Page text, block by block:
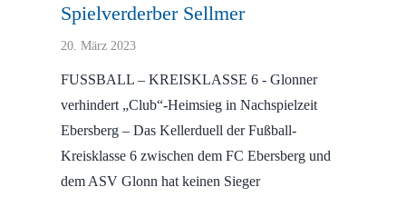
Spielverderber Sellmer
20. März 2023
FUSSBALL – KREISKLASSE 6 - Glonner
verhindert „Club“-Heimsieg in Nachspielzeit
Ebersberg – Das Kellerduell der Fußball-
Kreisklasse 6 zwischen dem FC Ebersberg und
dem ASV Glonn hat keinen Sieger